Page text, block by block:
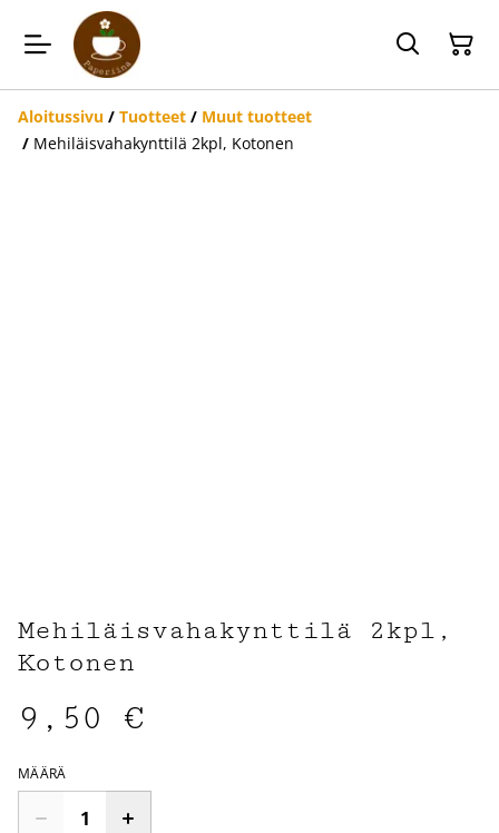
Aloitussivu / Tuotteet / Muut tuotteet
/ Mehiläisvahakynttilä 2kpl, Kotonen
Mehiläisvahakynttilä 2kpl,
Kotonen
9,50 €
MÄÄRÄ